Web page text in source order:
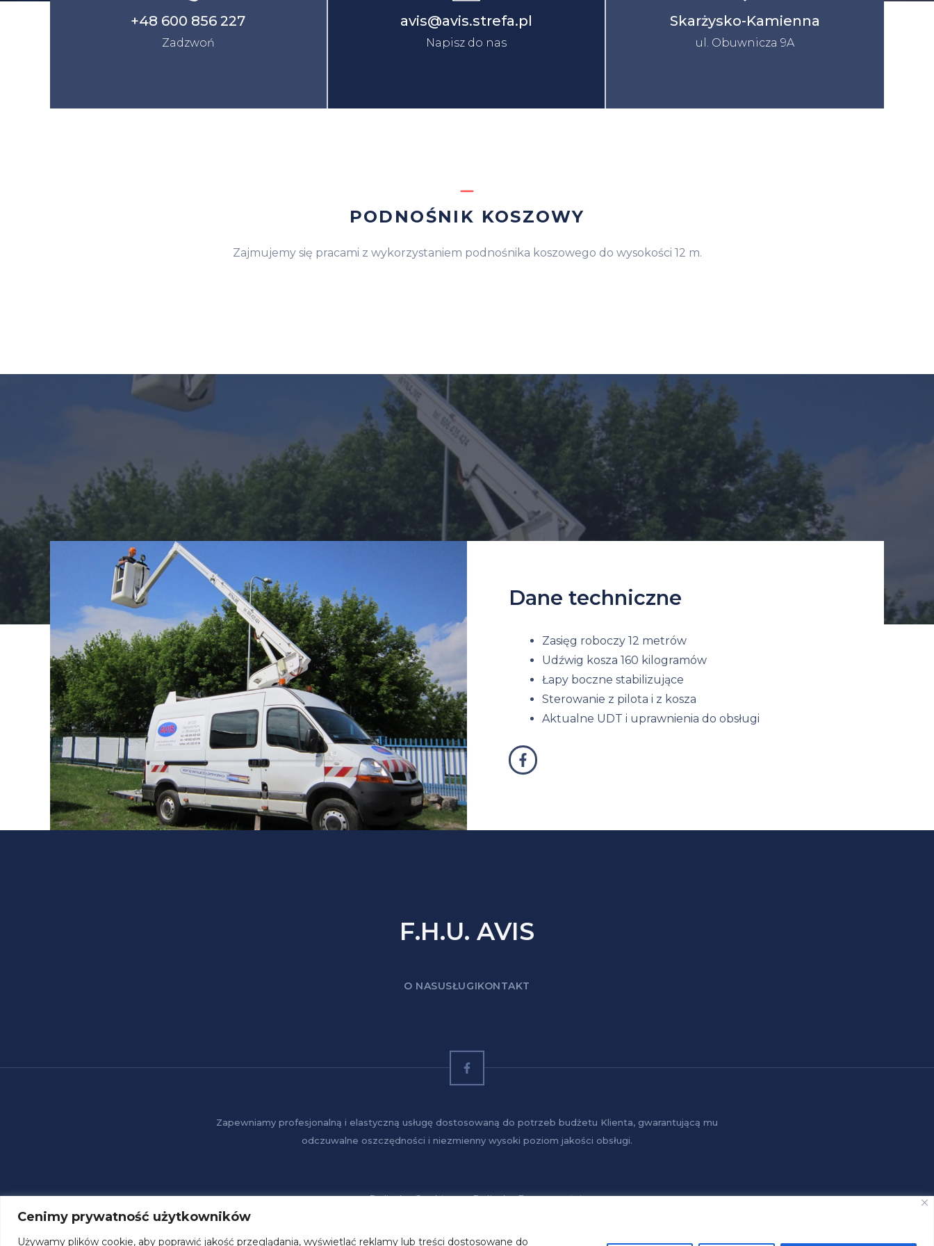
Cenimy prywatność użytkowników
Używamy plików cookie, aby poprawić jakość przeglądania, wyświetlać reklamy lub treści dostosowane do
+48 600 856 227
Zadzwoń
avis@avis.strefa.pl
Napisz do nas
Skarżysko-Kamienna
ul. Obuwnicza 9A
PODNOŚNIK KOSZOWY
Zajmujemy się pracami z wykorzystaniem podnośnika koszowego do wysokości 12 m.
Dane techniczne
Zasięg roboczy 12 metrów
Udźwig kosza 160 kilogramów
Łapy boczne stabilizujące
Sterowanie z pilota i z kosza
Aktualne UDT i uprawnienia do obsługi
F.H.U. AVIS
O NASUSŁUGIKONTAKT
Zapewniamy profesjonalną i elastyczną usługę dostosowaną do potrzeb budżetu Klienta, gwarantującą mu
odczuwalne oszczędności i niezmienny wysoki poziom jakości obsługi.
Polityka Cookies Polityka Prywatności